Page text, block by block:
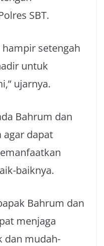
SBT.
setengah
untuk
ujarnya.
Bahrum dan
agar dapat
baiknya.
Bahrum dan
menjaga
dan mudah-